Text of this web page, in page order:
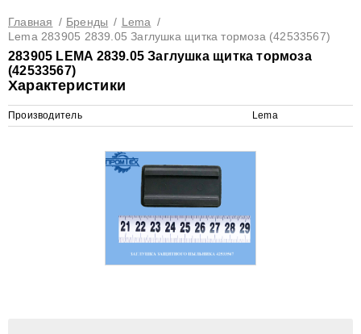
Главная / Бренды / Lema /
Lema 283905 2839.05 Заглушка щитка тормоза (42533567)
283905 LEMA 2839.05 Заглушка щитка тормоза
(42533567)
Характеристики
Производитель Lema